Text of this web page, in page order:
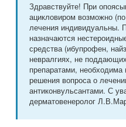
Здравствуйте! При
ацикловиром возможно
лечения индивидуальны.
назначаются
средства (ибупрофен,
невралгиях, не
препаратами, необходима
решения вопроса о
антиконвульсантами. С
дерматовенеролог